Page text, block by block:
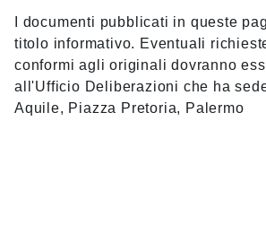
I documenti pubblicati in queste
titolo informativo. Eventuali
conformi agli originali dovranno
all'Ufficio Deliberazioni che ha
Aquile, Piazza Pretoria, Palermo